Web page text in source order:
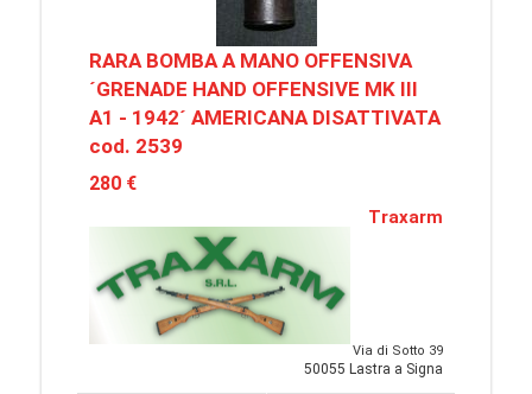
RARA BOMBA A MANO OFFENSIVA
´GRENADE HAND OFFENSIVE MK III
A1 - 1942´ AMERICANA DISATTIVATA
cod. 2539
280 €
Traxarm
Via di Sotto 39
50055 Lastra a Signa